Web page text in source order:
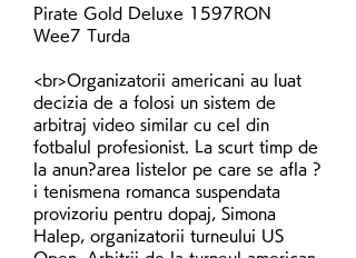
Pirate Gold Deluxe 1597RON
Wee7 Turda
<br>Organizatorii americani au luat
decizia de a folosi un sistem de
arbitraj video similar cu cel din
fotbalul profesionist. La scurt timp de
la anun?area listelor pe care se afla ?
i tenismena romanca suspendata
provizoriu pentru dopaj, Simona
Halep, organizatorii turneului US